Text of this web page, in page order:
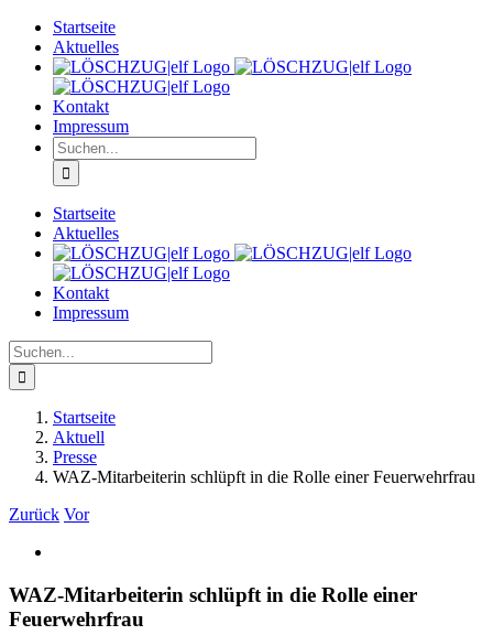
Zum
Inhalt
springen
Startseite
Aktuelles
Kontakt
Impressum
Suche
nach:
Startseite
Aktuelles
Kontakt
Impressum
Suche
nach:
Startseite
Aktuell
Presse
WAZ-Mitarbeiterin schlüpft in die Rolle einer Feuerwehrfrau
Zurück Vor
WAZ-Mitarbeiterin schlüpft in die Rolle einer
Feuerwehrfrau